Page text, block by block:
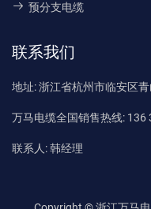
预分支电缆
联系我们
地址:浙江省杭州市临安区
万马电缆全国销售热线: 136
联系人:韩经理